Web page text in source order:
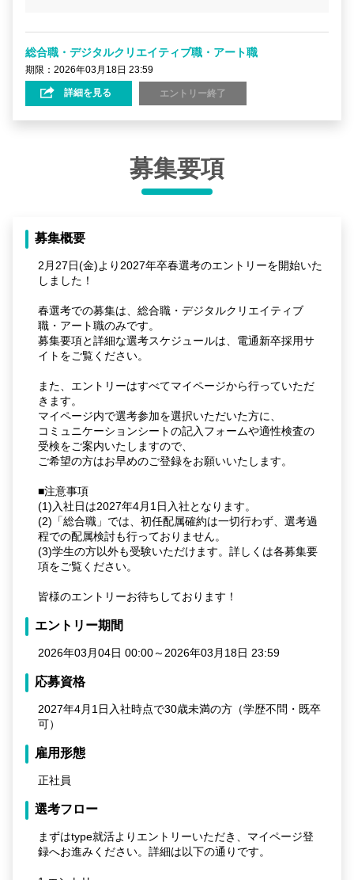
総合職・デジタルクリエイティブ職・アート職
期限：2026年03月18日 23:59
詳細を見る エントリー終了
募集要項
募集概要
2月27日(金)より2027年卒春選考のエントリーを開始いた
しました！
春選考での募集は、総合職・デジタルクリエイティブ
職・アート職のみです。
募集要項と詳細な選考スケジュールは、電通新卒採用サ
イトをご覧ください。
また、エントリーはすべてマイページから行っていただ
きます。
マイページ内で選考参加を選択いただいた方に、
コミュニケーションシートの記入フォームや適性検査の
受検をご案内いたしますので、
ご希望の方はお早めのご登録をお願いいたします。
■注意事項
(1)入社日は2027年4月1日入社となります。
(2)「総合職」では、初任配属確約は一切行わず、選考過
程での配属検討も行っておりません。
(3)学生の方以外も受験いただけます。詳しくは各募集要
項をご覧ください。
皆様のエントリーお待ちしております！
エントリー期間
2026年03月04日 00:00～2026年03月18日 23:59
応募資格
2027年4月1日入社時点で30歳未満の方（学歴不問・既卒
可）
雇用形態
正社員
選考フロー
まずはtype就活よりエントリーいただき、マイページ登
録へお進みください。詳細は以下の通りです。